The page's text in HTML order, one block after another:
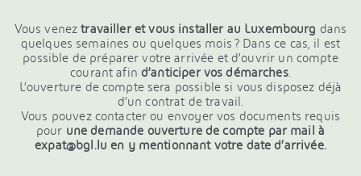
Vous veneztravailler et vous installer au Luxembourg dans
quelques semaines ou quelques mois ? Dans ce cas, il est
possible de préparer votre arrivée et d’ouvrir un compte
courant afind’anticiper vos démarches.
L’ouverture de compte sera possible si vous disposez déjà
d’un contrat de travail.
Vous pouvez contacter ou envoyer vos documents requis
pour une demande ouverture de compte par mail à
expat@bgl.lu en y mentionnant votre date d’arrivée.